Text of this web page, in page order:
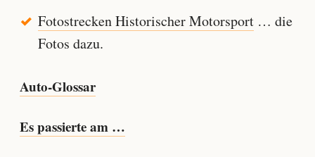
Fotostrecken Historischer Motorsport… die
Fotos dazu.
Auto-Glossar
Es passierte am …